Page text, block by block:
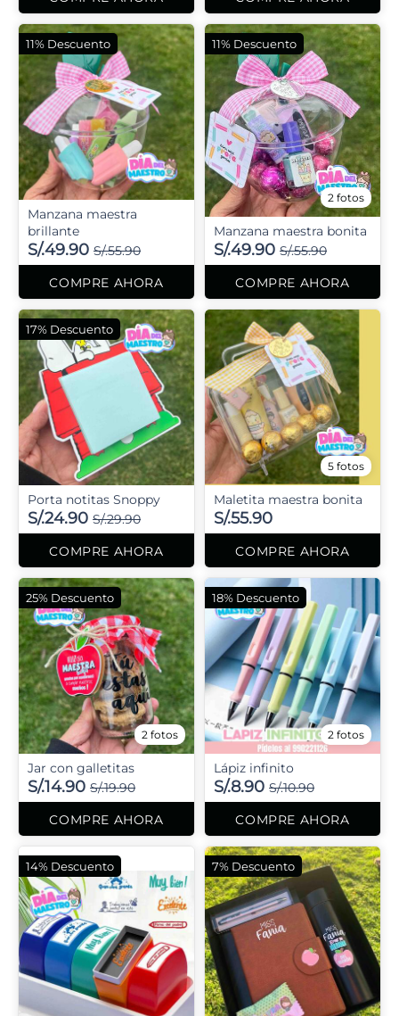
Manzana maestra
brillante
S/.49.90 S/.55.90
COMPRE AHORA
11% Descuento
2 fotos
Manzana maestra bonita
S/.49.90 S/.55.90
COMPRE AHORA
11% Descuento
Porta notitas Snoppy
S/.24.90 S/.29.90
COMPRE AHORA
17% Descuento
5 fotos
Maletita maestra bonita
S/.55.90
COMPRE AHORA
2 fotos
Jar con galletitas
S/.14.90 S/.19.90
COMPRE AHORA
25% Descuento
2 fotos
Lápiz infinito
S/.8.90 S/.10.90
COMPRE AHORA
18% Descuento
14% Descuento 7% Descuento